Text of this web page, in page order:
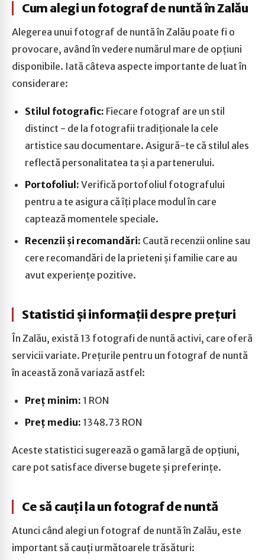
Cum alegi un fotograf de nuntă în Zalău
Alegerea unui fotograf de nuntă în Zalău poate fi o
provocare, având în vedere numărul mare de opțiuni
disponibile. Iată câteva aspecte importante de luat în
considerare:
Stilul fotografic: Fiecare fotograf are un stil
distinct - de la fotografii tradiționale la cele
artistice sau documentare. Asigură-te că stilul ales
reflectă personalitatea ta și a partenerului.
Portofoliul: Verifică portofoliul fotografului
pentru a te asigura că îți place modul în care
captează momentele speciale.
Recenzii și recomandări: Caută recenzii online sau
cere recomandări de la prieteni și familie care au
avut experiențe pozitive.
Statistici și informații despre prețuri
În Zalău, există 13 fotografi de nuntă activi, care oferă
servicii variate. Prețurile pentru un fotograf de nuntă
în această zonă variază astfel:
Preț minim: 1 RON
Preț mediu: 1348.73 RON
Aceste statistici sugerează o gamă largă de opțiuni,
care pot satisface diverse bugete și preferințe.
Ce să cauți la un fotograf de nuntă
Atunci când alegi un fotograf de nuntă în Zalău, este
important să cauți următoarele trăsături: